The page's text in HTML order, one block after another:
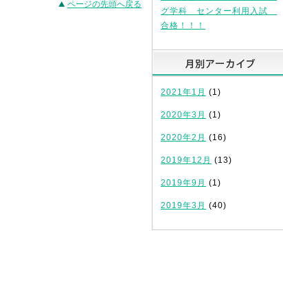
ページの先頭へ戻る
グ学科 センター利用入試
合格！！！
2021年1月 (1)
2020年3月 (1)
2020年2月 (16)
2019年12月 (13)
2019年9月 (1)
2019年3月 (40)